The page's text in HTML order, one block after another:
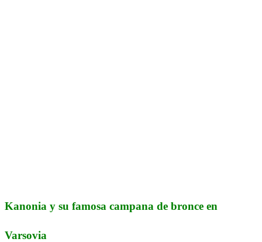
Kanonia y su famosa campana de bronce en
Varsovia